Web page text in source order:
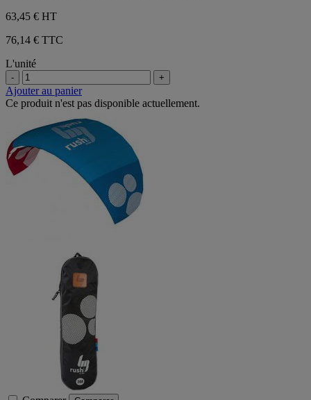
63,45 € HT
76,14 € TTC
L'unité
- +
Ajouter au panier
Ce produit n'est pas disponible actuellement.